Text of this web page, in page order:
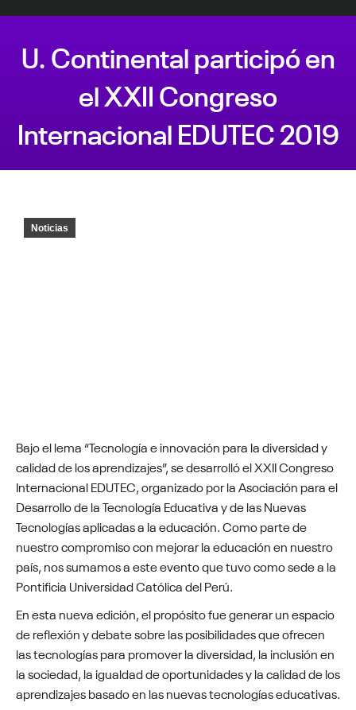
U. Continental participó en
el XXII Congreso
Internacional EDUTEC 2019
Noticias
Bajo el lema “Tecnología e innovación para la diversidad y
calidad de los aprendizajes”, se desarrolló el XXII Congreso
Internacional EDUTEC, organizado por la Asociación para el
Desarrollo de la Tecnología Educativa y de las Nuevas
Tecnologías aplicadas a la educación. Como parte de
nuestro compromiso con mejorar la educación en nuestro
país, nos sumamos a este evento que tuvo como sede a la
Pontificia Universidad Católica del Perú.
En esta nueva edición, el propósito fue generar un espacio
de reflexión y debate sobre las posibilidades que ofrecen
las tecnologías para promover la diversidad, la inclusión en
la sociedad, la igualdad de oportunidades y la calidad de los
aprendizajes basado en las nuevas tecnologías educativas.